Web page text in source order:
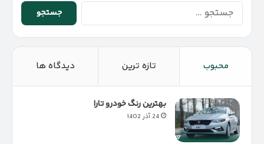
جستجو
برای:
محبوب تازه ترین دیدگاه ها
بهترین رنگ خودرو تارا
24 آذر 1402